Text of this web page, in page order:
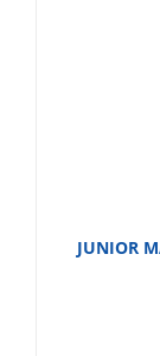
JUNIOR